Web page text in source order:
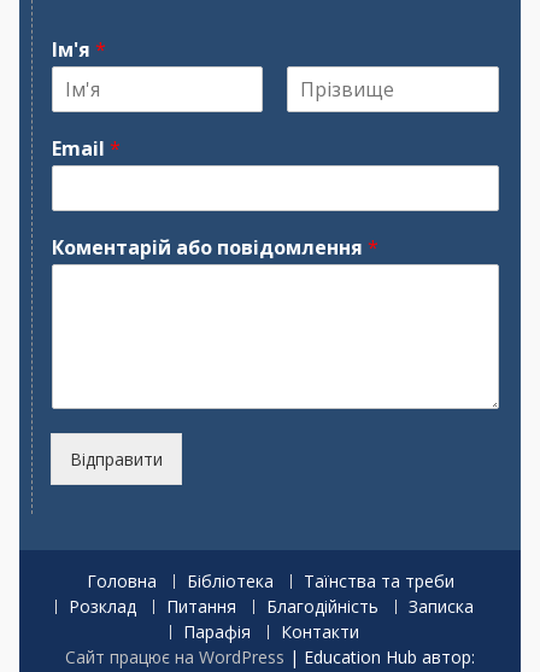
Ім'я *
м
'
и
е
Email *
Коментарій або повідомлення *
Відправити
Головна Бібліотека
Таїнства та треби
Розклад
Питання Благодійність
Записка
Парафія
Контакти
Сайт працює на WordPress | Education Hub автор: